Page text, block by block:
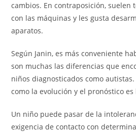
cambios. En contraposición, suelen
con las máquinas y les gusta
aparatos.
Según Janin, es más conveniente
son muchas las diferencias que
niños diagnosticados como
como la evolución y el pronóstico
Un niño puede pasar de la
exigencia de contacto con